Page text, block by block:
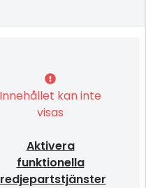
Innehållet kan inte
visas
Aktivera
funktionella